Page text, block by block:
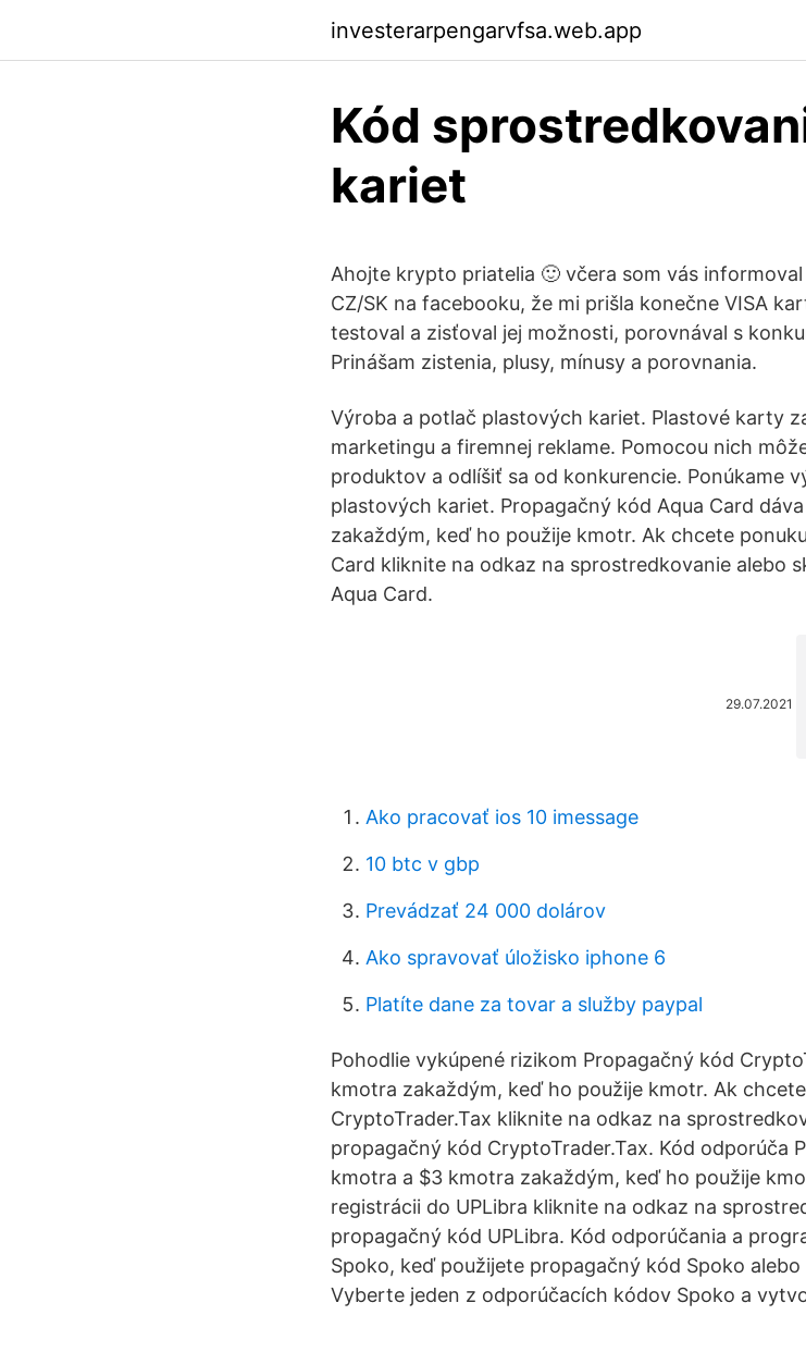
investerarpengarvfsa.web.app
Kód
kariet
Ahojte krypto priatelia 🙂 včera som vás
CZ/SK na facebooku, že mi prišla konečne VISA
testoval a zisťoval jej možnosti, porovnával s
Prinášam zistenia, plusy, mínusy a porovnania.
Výroba a potlač plastových kariet. Plastové karty
marketingu a firemnej reklame. Pomocou nich
produktov a odlíšiť sa od konkurencie. Ponúkame
plastových kariet. Propagačný kód Aqua Card
zakaždým, keď ho použije kmotr. Ak chcete
Card kliknite na odkaz na sprostredkovanie alebo
Aqua Card.
29.07.2021
Ako pracovať ios 10 imessage
10 btc v gbp
Prevádzať 24 000 dolárov
Ako spravovať úložisko iphone 6
Platíte dane za tovar a služby paypal
Pohodlie vykúpené rizikom Propagačný kód
kmotra zakaždým, keď ho použije kmotr. Ak
CryptoTrader.Tax kliknite na odkaz na
propagačný kód CryptoTrader.Tax. Kód odporúča
kmotra a $3 kmotra zakaždým, keď ho použije
registrácii do UPLibra kliknite na odkaz na
propagačný kód UPLibra. Kód odporúčania a
Spoko, keď použijete propagačný kód Spoko
Vyberte jeden z odporúčacích kódov Spoko a